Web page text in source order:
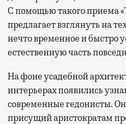
С помощью такого приема
предлагает взглянуть на
нечто временное и быстро
естественную часть
На фоне усадебной
интерьерах появились
современные гедонисты.
присущий аристократам